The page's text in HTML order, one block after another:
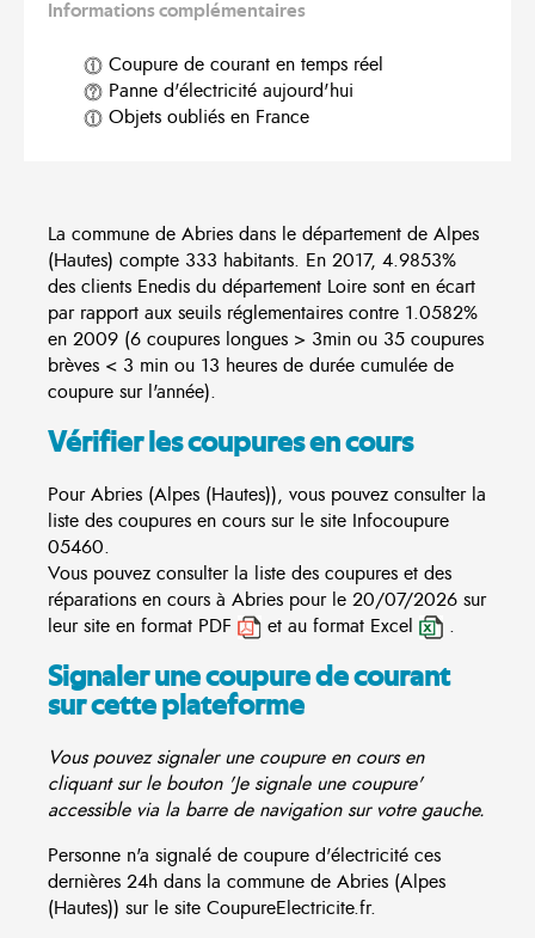
Informations complémentaires
Coupure de courant en temps réel
Panne d'électricité aujourd'hui
Objets oubliés en France
La commune de Abries dans le département de Alpes
(Hautes) compte 333 habitants. En 2017, 4.9853%
des clients Enedis du département Loire sont en écart
par rapport aux seuils réglementaires contre 1.0582%
en 2009 (6 coupures longues > 3min ou 35 coupures
brèves < 3 min ou 13 heures de durée cumulée de
coupure sur l'année).
Vérifier les coupures en cours
Pour Abries (Alpes (Hautes)), vous pouvez consulter la
liste des coupures en cours sur le site Infocoupure
05460.
Vous pouvez consulter la liste des coupures et des
réparations en cours à Abries pour le 20/07/2026 sur
leur site en format PDF
et au format Excel .
Signaler une coupure de courant
sur cette plateforme
Vous pouvez signaler une coupure en cours en
cliquant sur le bouton 'Je signale une coupure'
accessible via la barre de navigation sur votre gauche.
Personne n'a signalé de coupure d'électricité ces
dernières 24h dans la commune de Abries (Alpes
(Hautes)) sur le site CoupureElectricite.fr.